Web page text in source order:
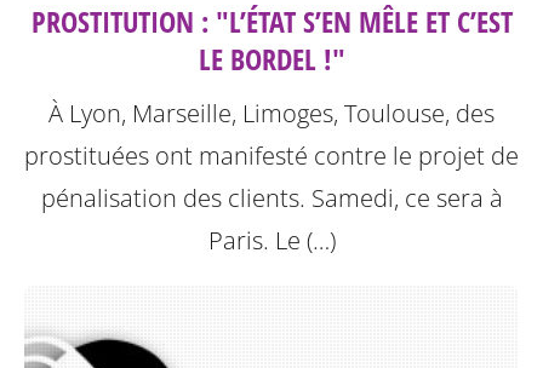
PROSTITUTION : "L’ÉTAT S’EN MÊLE ET C’EST
LE BORDEL !"
À Lyon, Marseille, Limoges, Toulouse, des
prostituées ont manifesté contre le projet de
pénalisation des clients. Samedi, ce sera à
Paris. Le (…)